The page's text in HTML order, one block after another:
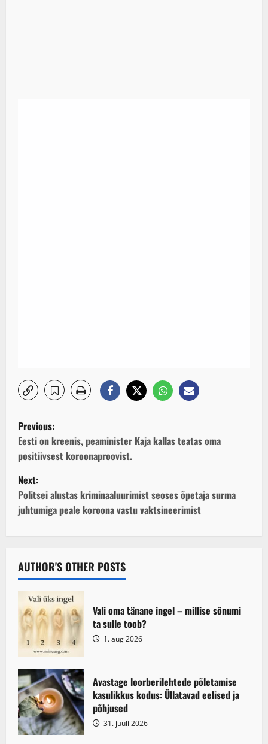
P
o
s
t
n
v
i
g
a
t
i
o
Previous:
Eesti on kreenis, peaminister Kaja kallas teatas oma
positiivsest koroonaproovist.
Next:
Politsei alustas kriminaaluurimist seoses õpetaja surma
juhtumiga peale koroona vastu vaktsineerimist
AUTHOR'S OTHER POSTS
Vali oma tänane ingel – millise sõnumi
ta sulle toob?
1. aug 2026
Avastage loorberilehtede põletamise
kasulikkus kodus: Üllatavad eelised ja
põhjused
31. juuli 2026